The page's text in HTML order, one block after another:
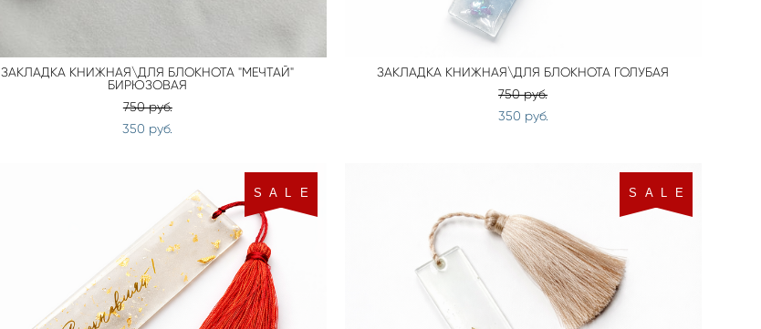
ЗАКЛАДКА КНИЖНАЯ\ДЛЯ БЛОКНОТА "МЕЧТАЙ"
БИРЮЗОВАЯ
750 pуб.
350 pуб.
ЗАКЛАДКА КНИЖНАЯ\ДЛЯ БЛОКНОТА ГОЛУБАЯ
750 pуб.
350 pуб.
S A L E S A L E